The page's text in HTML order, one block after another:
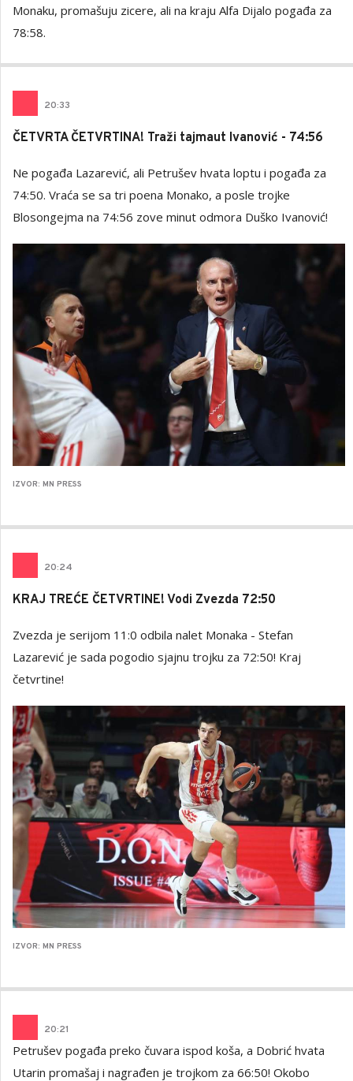
Monaku, promašuju zicere, ali na kraju Alfa Dijalo pogađa za
78:58.
20:33
ČETVRTA ČETVRTINA! Traži tajmaut Ivanović - 74:56
Ne pogađa Lazarević, ali Petrušev hvata loptu i pogađa za
74:50. Vraća se sa tri poena Monako, a posle trojke
Blosongejma na 74:56 zove minut odmora Duško Ivanović!
IZVOR: MN PRESS
20:24
KRAJ TREĆE ČETVRTINE! Vodi Zvezda 72:50
Zvezda je serijom 11:0 odbila nalet Monaka - Stefan
Lazarević je sada pogodio sjajnu trojku za 72:50! Kraj
četvrtine!
IZVOR: MN PRESS
20:21
Petrušev pogađa preko čuvara ispod koša, a Dobrić hvata
Utarin promašaj i nagrađen je trojkom za 66:50! Okobo